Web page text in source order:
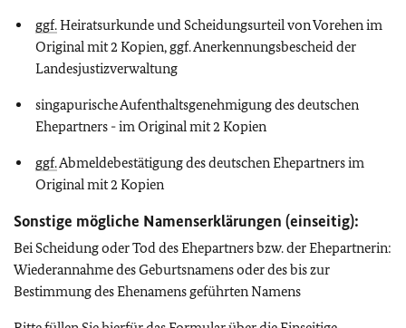
ggf.Heiratsurkunde und Scheidungsurteil von Vorehen im
Original mit 2 Kopien, ggf. Anerkennungsbescheid der
Landesjustizverwaltung
singapurische Aufenthaltsgenehmigung des deutschen
Ehepartners - im Original mit 2 Kopien
ggf.Abmeldebestätigung des deutschen Ehepartners im
Original mit 2 Kopien
Sonstige mögliche Namenserklärungen (einseitig):
Bei Scheidung oder Tod des Ehepartners bzw. der Ehepartnerin:
Wiederannahme des Geburtsnamens oder des bis zur
Bestimmung des Ehenamens geführten Namens